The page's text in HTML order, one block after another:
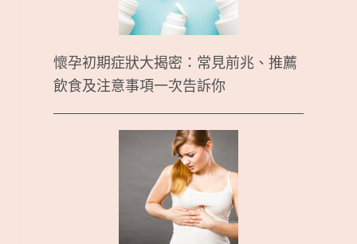
懷孕初期症狀大揭密：常見前兆、推薦
飲食及注意事項一次告訴你